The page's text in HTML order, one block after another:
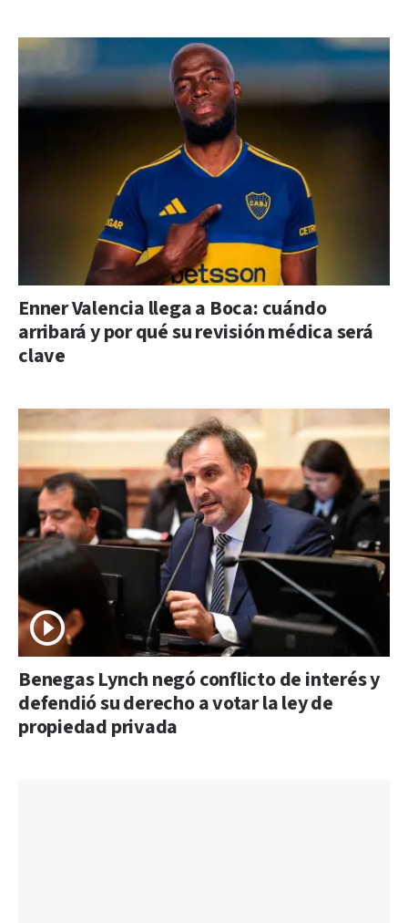
Enner Valencia llega a Boca: cuándo
arribará y por qué su revisión médica será
clave
Benegas Lynch negó conflicto de interés y
defendió su derecho a votar la ley de
propiedad privada